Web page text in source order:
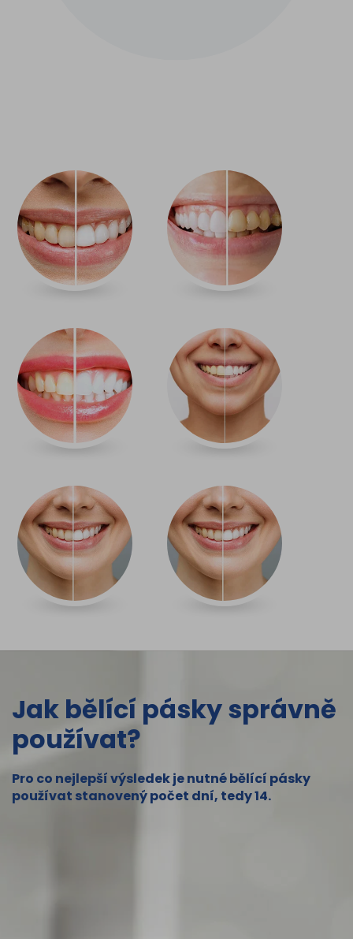
Jak bělící pásky správně
používat?
Pro co nejlepší výsledek je nutné bělící pásky
používat stanovený počet dní, tedy 14.